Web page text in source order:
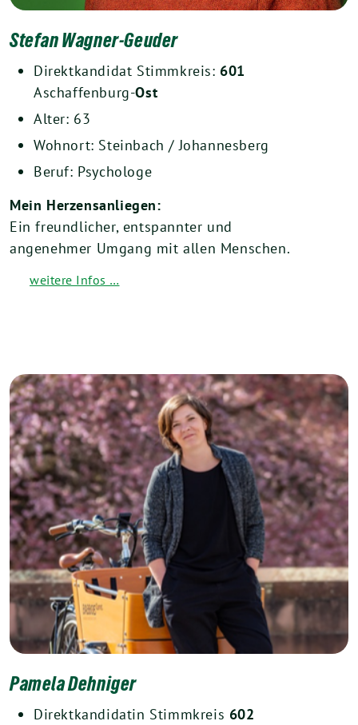
Stefan Wagner-Geuder
Direktkandidat Stimmkreis: 601
Aschaffenburg-Ost
Alter: 63
Wohnort: Steinbach / Johannesberg
Beruf: Psychologe
Mein Herzensanliegen:
Ein freundlicher, entspannter und
angenehmer Umgang mit allen Menschen.
weitere Infos …
Pamela Dehniger
Direktkandidatin Stimmkreis 602